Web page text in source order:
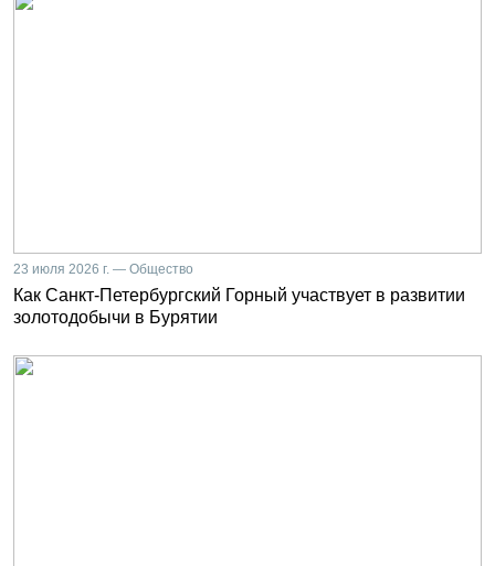
23 июля 2026 г. — Общество
Как Санкт-Петербургский Горный участвует в развитии
золотодобычи в Бурятии